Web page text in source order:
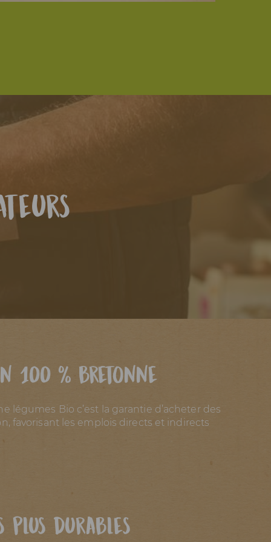
100 % bretonne
légumes Bio c’est la garantie d’acheter des
favorisant les emplois directs et indirects
plus durables